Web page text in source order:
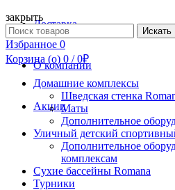
Доставка
О компании
Акции
закрыть
Search
for:
Искать
Избранное 0
Корзина (o) 0 / 0₽
Домашние комплексы
Шведская стенка
Маты
Дополнительное
Уличный детский
Дополнительное
комплексам
Сухие бассейны Romana
Турники